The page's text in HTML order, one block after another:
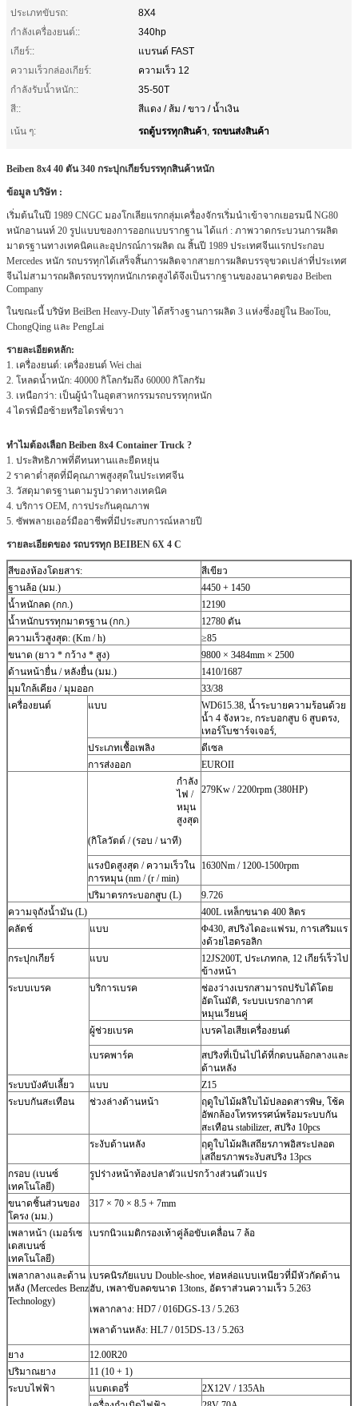
ประเภทขับรถ:
8X4
กำลังเครื่องยนต์::
340hp
เกียร์::
แบรนด์ FAST
ความเร็วกล่องเกียร์:
ความเร็ว 12
กำลังรับน้ำหนัก::
35-50T
สี::
สีแดง / ส้ม / ขาว / น้ำเงิน
เน้น ๆ:
รถตู้บรรทุกสินค้า, รถขนส่งสินค้า
Beiben 8x4 40 ตัน 340 กระปุกเกียร์บรรทุกสินค้าหนัก
ข้อมูล บริษัท :
เริ่มต้นในปี 1989 CNGC มองโกเลียแรกกลุ่มเครื่องจักรเริ่มนำเข้าจากเยอรมนี NG80
หนักอานนท์ 20 รูปแบบของการออกแบบรากฐาน ได้แก่ : ภาพวาดกระบวนการผลิต
มาตรฐานทางเทคนิคและอุปกรณ์การผลิต ณ สิ้นปี 1989 ประเทศจีนแรกประกอบ
Mercedes หนัก รถบรรทุกได้เสร็จสิ้นการผลิตจากสายการผลิตบรรจุขวดเปล่าที่ประเทศ
จีนไม่สามารถผลิตรถบรรทุกหนักเกรดสูงได้จึงเป็นรากฐานของอนาคตของ Beiben
Company
ในขณะนี้ บริษัท BeiBen Heavy-Duty ได้สร้างฐานการผลิต 3 แห่งซึ่งอยู่ใน BaoTou,
ChongQing และ PengLai
รายละเอียดหลัก:
1. เครื่องยนต์: เครื่องยนต์ Wei chai
2. โหลดน้ำหนัก: 40000 กิโลกรัมถึง 60000 กิโลกรัม
3. เหนือกว่า: เป็นผู้นำในอุตสาหกรรมรถบรรทุกหนัก
4 ไดรฟ์มือซ้ายหรือไดรฟ์ขวา
ทำไมต้องเลือก Beiben 8x4 Container Truck ?
1. ประสิทธิภาพที่ดีทนทานและยืดหยุ่น
2 ราคาต่ำสุดที่มีคุณภาพสูงสุดในประเทศจีน
3. วัสดุมาตรฐานตามรูปวาดทางเทคนิค
4. บริการ OEM, การประกันคุณภาพ
5. ซัพพลายเออร์มืออาชีพที่มีประสบการณ์หลายปี
รายละเอียดของ รถบรรทุก BEIBEN 6X 4 C
สีของห้องโดยสาร:
สีเขียว
ฐานล้อ (มม.)
4450 + 1450
น้ำหนักลด (กก.)
12190
น้ำหนักบรรทุกมาตรฐาน (กก.)
12780 ตัน
ความเร็วสูงสุด: (Km / h)
≥85
ขนาด (ยาว * กว้าง * สูง)
9800 × 3484mm × 2500
ด้านหน้ายื่น / หลังยื่น (มม.)
1410/1687
มุมใกล้เคียง / มุมออก
33/38
เครื่องยนต์
แบบ
WD615.38, น้ำระบายความร้อนด้วย
น้ำ 4 จังหวะ, กระบอกสูบ 6 สูบตรง,
เทอร์โบชาร์จเจอร์,
ประเภทเชื้อเพลิง
ดีเซล
การส่งออก
EUROII
กำลัง
ไฟ /
หมุน
สูงสุด
(กิโลวัตต์ / (รอบ / นาที)
279Kw / 2200rpm (380HP)
แรงบิดสูงสุด / ความเร็วใน
การหมุน (nm / (r / min)
1630Nm / 1200-1500rpm
ปริมาตรกระบอกสูบ (L)
9.726
ความจุถังน้ำมัน (L)
400L เหล็กขนาด 400 ลิตร
คลัตช์
แบบ
Φ430, สปริงไดอะแฟรม, การเสริมแร
งด้วยไฮดรอลิก
กระปุกเกียร์
แบบ
12JS200T, ประเภทกล, 12 เกียร์เร็วไป
ข้างหน้า
ระบบเบรค
บริการเบรค
ช่องว่างเบรกสามารถปรับได้โดย
อัตโนมัติ, ระบบเบรกอากาศ
หมุนเวียนคู่
ผู้ช่วยเบรค
เบรคไอเสียเครื่องยนต์
เบรคพาร์ค
สปริงที่เป็นไปได้ที่กดบนล้อกลางและ
ด้านหลัง
ระบบบังคับเลี้ยว
แบบ
Z15
ระบบกันสะเทือน
ช่วงล่างด้านหน้า
ฤดูใบไม้ผลิใบไม้ปลอดสารพิษ, โช้ค
อัพกล้องโทรทรรศน์พร้อมระบบกัน
สะเทือน stabilizer, สปริง 10pcs
ระงับด้านหลัง
ฤดูใบไม้ผลิเสถียรภาพอิสระปลอด
เสถียรภาพระงับสปริง 13pcs
กรอบ (เบนซ์
เทคโนโลยี)
รูปร่างหน้าท้องปลาตัวแปรกว้างส่วนตัวแปร
ขนาดชิ้นส่วนของ
โครง (มม.)
317 × 70 × 8.5 + 7mm
เพลาหน้า (เมอร์เซ
เดสเบนซ์
เทคโนโลยี)
เบรกนิวแมติกรองเท้าคู่ล้อขับเคลื่อน 7 ล้อ
เพลากลางและด้าน
หลัง (Mercedes Benz
Technology)
เบรคนิรภัยแบบ Double-shoe, ท่อหล่อแบบเหนียวที่มีหัวกัดด้าน
ฮับ, เพลาขับลดขนาด 13tons, อัตราส่วนความเร็ว 5.263
เพลากลาง: HD7 / 016DGS-13 / 5.263
เพลาด้านหลัง: HL7 / 015DS-13 / 5.263
ยาง
12.00R20
ปริมาณยาง
11 (10 + 1)
ระบบไฟฟ้า
แบตเตอรี่
2X12V / 135Ah